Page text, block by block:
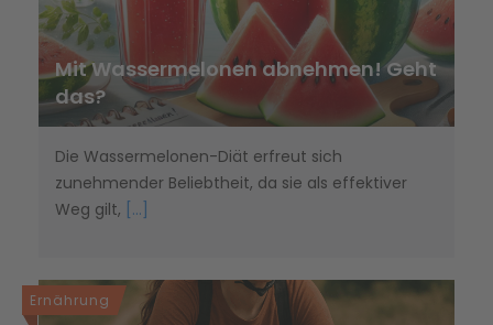
Mit Wassermelonen abnehmen! Geht
das?
Die Wassermelonen-Diät erfreut sich
zunehmender Beliebtheit, da sie als effektiver
Weg gilt, [...]
Ernährung